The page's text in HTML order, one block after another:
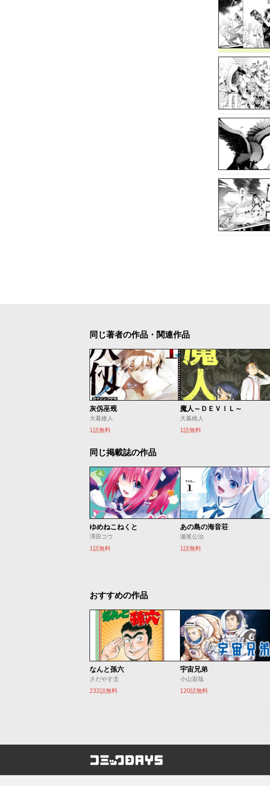
同じ著者の作品・関連作品
灰仭巫覡
大暮維人
1話無料
魔人～ＤＥＶＩＬ～
大暮維人
1話無料
同じ掲載誌の作品
ゆめねこねくと
澤田コウ
1話無料
あの島の海音荘
瀬尾公治
1話無料
おすすめの作品
なんと孫六
さだやす圭
232話無料
宇宙兄弟
小山宙哉
120話無料
コミックDAYS